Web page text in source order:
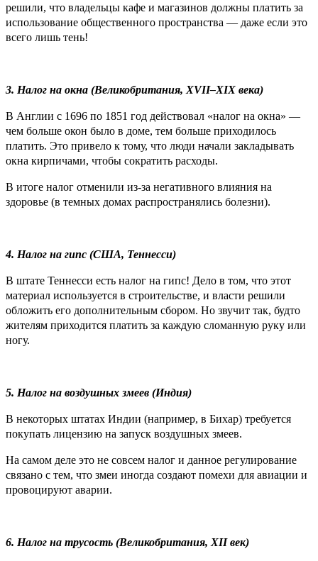
решили, что владельцы кафе и магазинов должны платить за
использование общественного пространства — даже если это
всего лишь тень!
3. Налог на окна (Великобритания, XVII–XIX века)
В Англии с 1696 по 1851 год действовал «налог на окна» —
чем больше окон было в доме, тем больше приходилось
платить. Это привело к тому, что люди начали закладывать
окна кирпичами, чтобы сократить расходы.
В итоге налог отменили из-за негативного влияния на
здоровье (в темных домах распространялись болезни).
4. Налог на гипс (США, Теннесси)
В штате Теннесси есть налог на гипс! Дело в том, что этот
материал используется в строительстве, и власти решили
обложить его дополнительным сбором. Но звучит так, будто
жителям приходится платить за каждую сломанную руку или
ногу.
5. Налог на воздушных змеев (Индия)
В некоторых штатах Индии (например, в Бихар) требуется
покупать лицензию на запуск воздушных змеев.
На самом деле это не совсем налог и данное регулирование
связано с тем, что змеи иногда создают помехи для авиации и
провоцируют аварии.
6. Налог на трусость (Великобритания, XII век)